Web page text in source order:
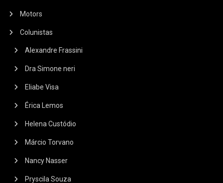
Motors
Colunistas
Alexandre Frassini
Dra Simone neri
Eliabe Visa
Érica Lemos
Helena Custódio
Márcio Torvano
Nancy Nasser
Pryscila Souza